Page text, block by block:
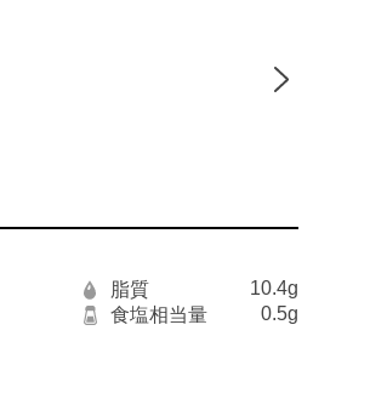
脂質
10.4g
食塩相当量 0.5g